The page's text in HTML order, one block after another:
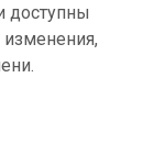
доступны
изменения,